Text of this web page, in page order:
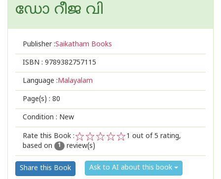
ഡോ റീജ വി
Publisher :Saikatham Books
ISBN : 9789382757115
Language :Malayalam
Page(s) : 80
Condition : New
Rate this Book :
2
1
1 out of 5 rating,
based on
1 review(s)
Share this Book Ask to AI about this book